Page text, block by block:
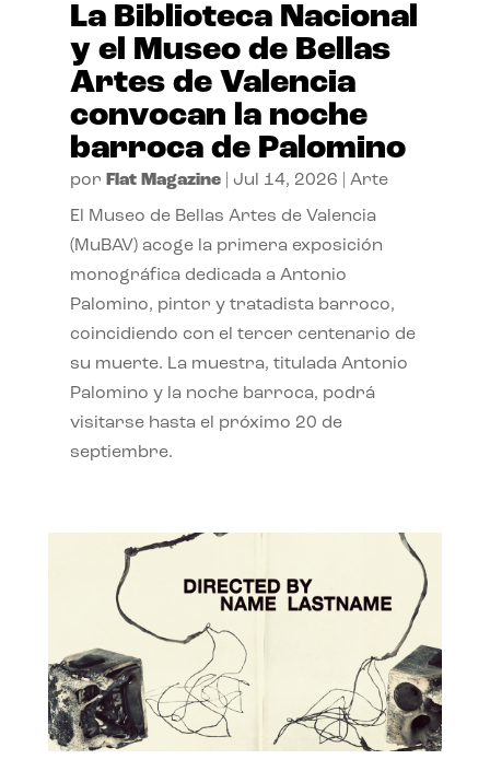
La Biblioteca Nacional
y el Museo de Bellas
Artes de Valencia
convocan la noche
barroca de Palomino
por Flat Magazine| Jul 14, 2026 Arte
El Museo de Bellas Artes de Valencia
(MuBAV) acoge la primera exposición
monográfica dedicada a Antonio
Palomino, pintor y tratadista barroco,
coincidiendo con el tercer centenario de
su muerte. La muestra, titulada Antonio
Palomino y la noche barroca, podrá
visitarse hasta el próximo 20 de
septiembre.